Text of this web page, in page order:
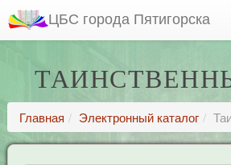
ЦБС города Пятигорска
Главная Электронный каталог